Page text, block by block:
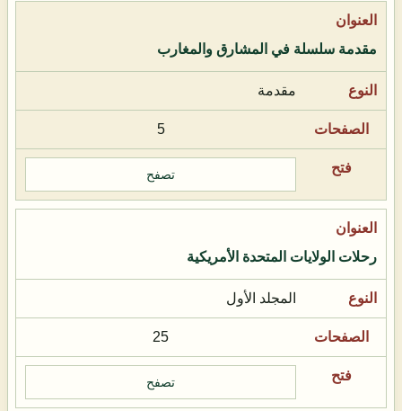
مقدمة سلسلة في المشارق والمغارب
مقدمة
5
تصفح
رحلات الولايات المتحدة الأمريكية
المجلد الأول
25
تصفح